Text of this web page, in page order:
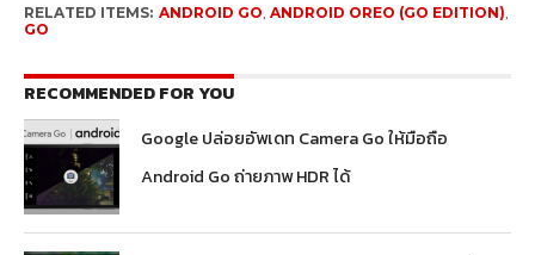
RELATED ITEMS: ANDROID GO ANDROID OREO (GO EDITION)
GO
RECOMMENDED FOR YOU
Google ปล่อยอัพเดท Camera Go ให้มือถือ
Android Go ถ่ายภาพ HDR ได้